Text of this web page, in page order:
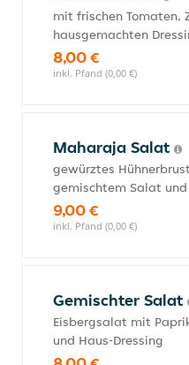
mit frischen Tomaten,
hausgemachten
8,00 €
inkl. Pfand (0,00 €)
Maharaja Salat
gewürztes
gemischtem Salat und
9,00 €
inkl. Pfand (0,00 €)
Gemischter Salat
Eisbergsalat mit
und Haus-Dressing